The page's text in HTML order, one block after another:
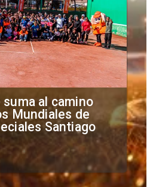
Sifup
por situación